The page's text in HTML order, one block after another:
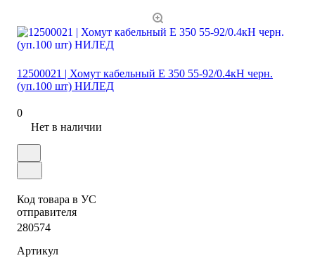
12500021 | Хомут кабельный E 350 55-92/0.4кН черн.
(уп.100 шт) НИЛЕД
0
Нет в наличии
Код товара в УС
отправителя
280574
Артикул